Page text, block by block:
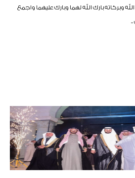
وبركاته بارك الله لهما وبارك عليهما واجمع
..